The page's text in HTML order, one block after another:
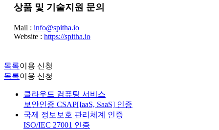
상품 및 기술지원 문의
Mail : info@spitha.io
Website : https://spitha.io
목록이용 신청
목록이용 신청
클라우드 컴퓨팅 서비스
보안인증 CSAP[IaaS, SaaS] 인증
국제 정보보호 관리체계 인증
ISO/IEC 27001 인증